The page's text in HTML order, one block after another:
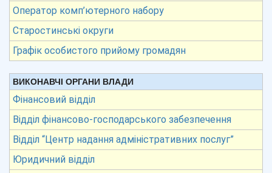
Оператор комп’ютерного набору
Старостинські округи
Графік особистого прийому громадян
ВИКОНАВЧІ ОРГАНИ ВЛАДИ
Фінансовий відділ
Відділ фінансово-господарського забезпечення
Відділ “Центр надання адміністративних послуг”
Юридичний відділ